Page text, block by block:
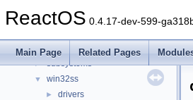
ReactOS 0.4.17-dev-599-
Main Page Related Pages
► modules
►
► subsystems
▼ win32ss
► drivers